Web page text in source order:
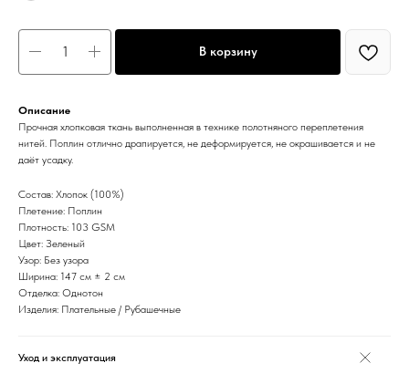
В корзину
Описание
Прочная хлопковая ткань выполненная в технике полотняного переплетения
нитей. Поплин отлично драпируется, не деформируется, не окрашивается и не
даёт усадку.
Состав: Хлопок (100%)
Плетение: Поплин
Плотность: 103 GSM
Цвет: Зеленый
Узор: Без узора
Ширина: 147 см ± 2 см
Отделка: Однотон
Изделия: Плательные / Рубашечные
Уход и эксплуатация